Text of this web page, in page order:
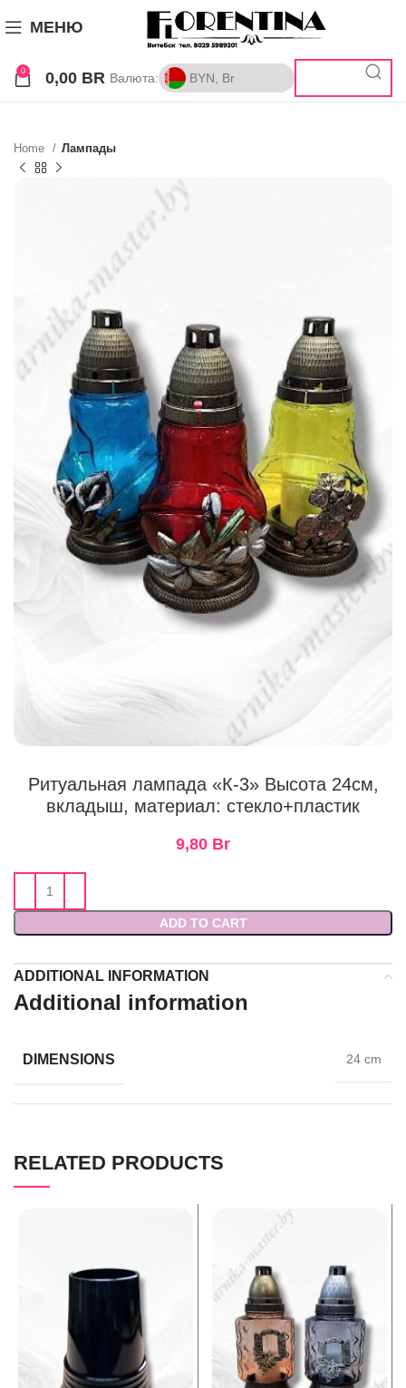
МЕНЮ
0 0,00 BR Валюта: BYN, Br
BYN, Br
Home Лампады
Ритуальная лампада «К-3» Высота 24см,
вкладыш, материал: стекло+пластик
9,80 Br
ADD TO CART
ADDITIONAL INFORMATION
Additional information
DIMENSIONS 24 cm
RELATED PRODUCTS